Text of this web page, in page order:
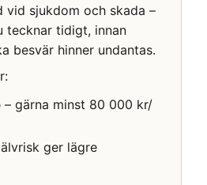
vid sjukdom och skada –
tecknar tidigt, innan
besvär hinner undantas.
– gärna minst 80 000 kr/
ger lägre